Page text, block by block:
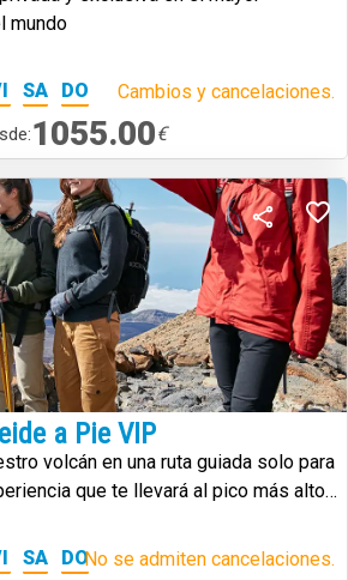
mundo
SA DO Cambios y cancelaciones.
1055.00€
a Pie VIP
volcán en una ruta guiada solo para
que te llevará al pico más alto
SA DONo se admiten cancelaciones.